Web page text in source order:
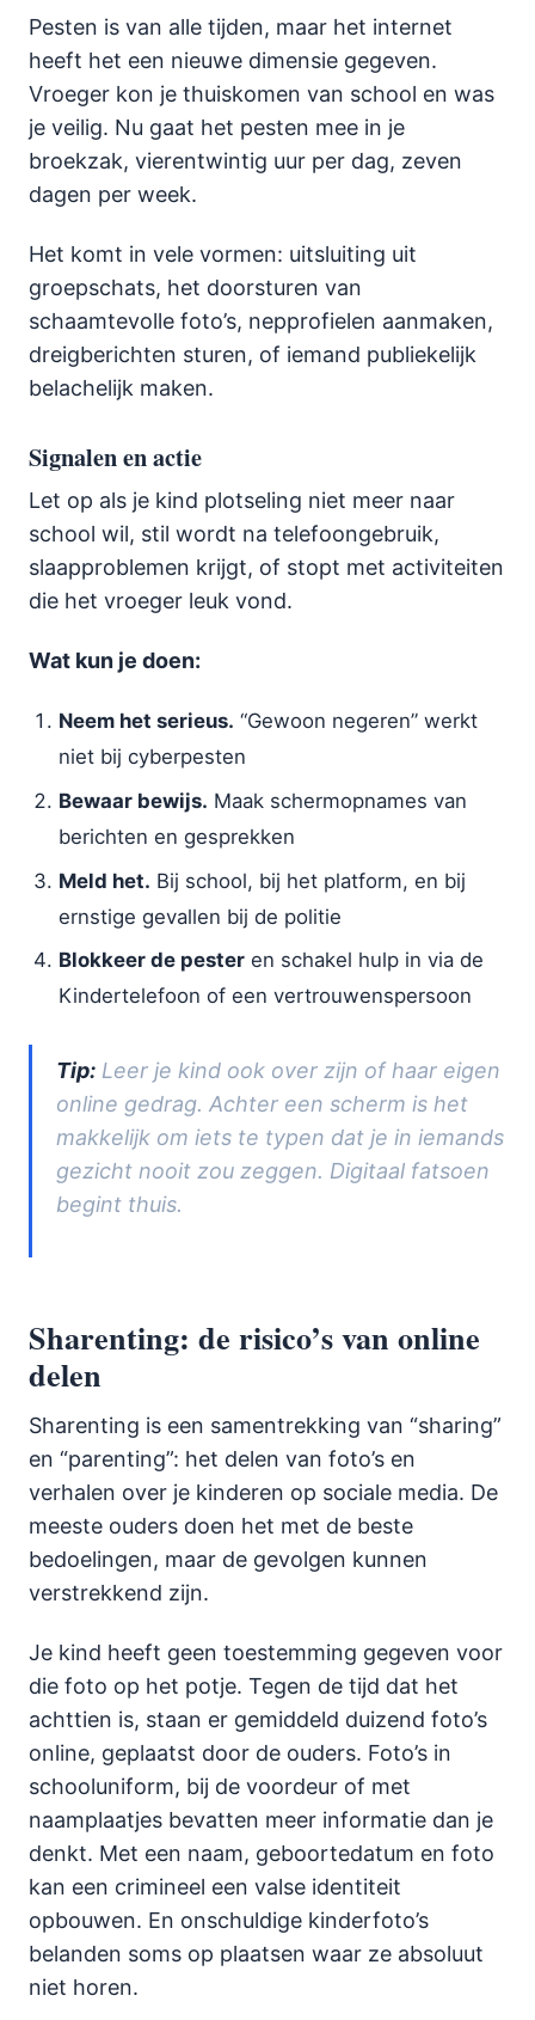
Pesten is van alle tijden, maar het internet
heeft het een nieuwe dimensie gegeven.
Vroeger kon je thuiskomen van school en was
je veilig. Nu gaat het pesten mee in je
broekzak, vierentwintig uur per dag, zeven
dagen per week.
Het komt in vele vormen: uitsluiting uit
groepschats, het doorsturen van
schaamtevolle foto’s, nepprofielen aanmaken,
dreigberichten sturen, of iemand publiekelijk
belachelijk maken.
Signalen en actie
Let op als je kind plotseling niet meer naar
school wil, stil wordt na telefoongebruik,
slaapproblemen krijgt, of stopt met activiteiten
die het vroeger leuk vond.
Wat kun je doen:
Neem het serieus. “Gewoon negeren” werkt
niet bij cyberpesten
Bewaar bewijs. Maak schermopnames van
berichten en gesprekken
Meld het. Bij school, bij het platform, en bij
ernstige gevallen bij de politie
Blokkeer de pester en schakel hulp in via de
Kindertelefoon of een vertrouwenspersoon
Tip: Leer je kind ook over zijn of haar eigen
online gedrag. Achter een scherm is het
makkelijk om iets te typen dat je in iemands
gezicht nooit zou zeggen. Digitaal fatsoen
begint thuis.
Sharenting: de risico’s van online
delen
Sharenting is een samentrekking van “sharing”
en “parenting”: het delen van foto’s en
verhalen over je kinderen op sociale media. De
meeste ouders doen het met de beste
bedoelingen, maar de gevolgen kunnen
verstrekkend zijn.
Je kind heeft geen toestemming gegeven voor
die foto op het potje. Tegen de tijd dat het
achttien is, staan er gemiddeld duizend foto’s
online, geplaatst door de ouders. Foto’s in
schooluniform, bij de voordeur of met
naamplaatjes bevatten meer informatie dan je
denkt. Met een naam, geboortedatum en foto
kan een crimineel een valse identiteit
opbouwen. En onschuldige kinderfoto’s
belanden soms op plaatsen waar ze absoluut
niet horen.